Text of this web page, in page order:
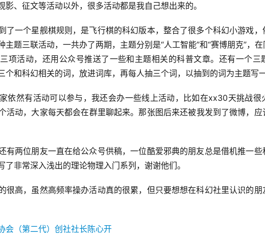
影、征文等活动以外，很多活动都是我自己想出来的。
了一个星舰棋规则，是飞行棋的科幻版本，整合了很多个科幻小游戏
主题三联活动，一共办了两期，主题分别是“人工智能”和“赛博朋克”，
项活动，还用公众号推送了一些和主题相关的科普文章。还有一个三
个和科幻相关的词，放进词库，再每人抽三个词，以抽到的词为主题写一
依然有活动可以参与，我还会办一些线上活动，比如在xx30天挑战很
活动，大家每天都会在群里聊起来。那张图后来还被我发到了微博，
有两位朋友一直在给公众号供稿，一位酷爱邪典的朋友总是借机推一些
非常深入浅出的理论物理入门系列，谢谢他们。
很高，虽然高频率操办活动真的很累，但只要想想在科幻社里认识的